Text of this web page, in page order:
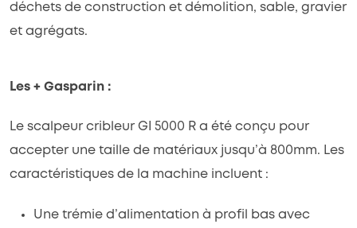
déchets de construction et démolition, sable, gravier
et agrégats.
Les + Gasparin :
Le scalpeur cribleur GI 5000 R a été conçu pour
accepter une taille de matériaux jusqu’à 800mm. Les
caractéristiques de la machine incluent :
Une trémie d’alimentation à profil bas avec